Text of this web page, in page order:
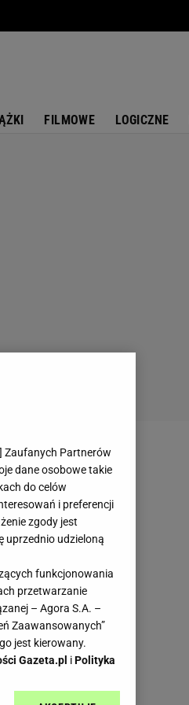
FILMOWE LOGICZNE
] Zaufanych Partnerów
dane osobowe takie
do celów
i preferencji
zgody jest
uprzednio udzieloną
funkcjonowania
przetwarzanie
– Agora S.A. –
Zaawansowanych”
jest kierowany.
Gazeta.pl iPolityka